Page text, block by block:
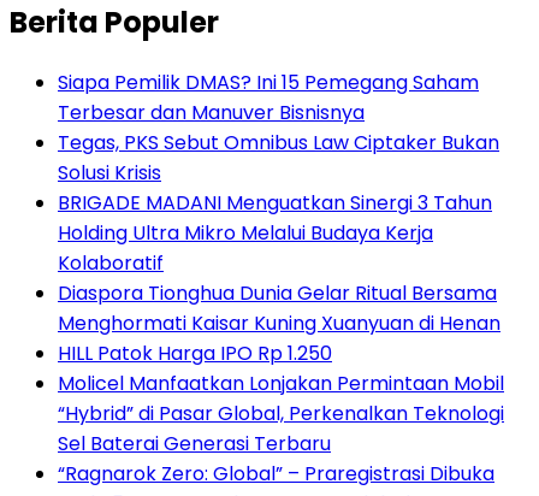
Berita Populer
Siapa Pemilik DMAS? Ini 15 Pemegang Saham
Terbesar dan Manuver Bisnisnya
Tegas, PKS Sebut Omnibus Law Ciptaker Bukan
Solusi Krisis
BRIGADE MADANI Menguatkan Sinergi 3 Tahun
Holding Ultra Mikro Melalui Budaya Kerja
Kolaboratif
Diaspora Tionghua Dunia Gelar Ritual Bersama
Menghormati Kaisar Kuning Xuanyuan di Henan
HILL Patok Harga IPO Rp 1.250
Molicel Manfaatkan Lonjakan Permintaan Mobil
“Hybrid” di Pasar Global, Perkenalkan Teknologi
Sel Baterai Generasi Terbaru
“Ragnarok Zero: Global” – Praregistrasi Dibuka